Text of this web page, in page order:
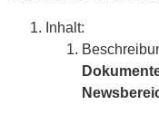
Inhalt: